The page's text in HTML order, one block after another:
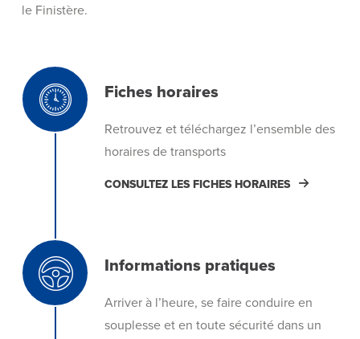
le Finistère.
Fiches horaires
Retrouvez et téléchargez l’ensemble des
horaires de transports
CONSULTEZ LES FICHES HORAIRES
Informations pratiques
Arriver à l’heure, se faire conduire en
souplesse et en toute sécurité dans un